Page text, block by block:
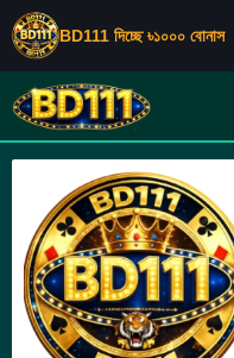
BD111 দিচ্ছে ৳১০০০ বোনাস
TAG: BD111 কাস্টমার